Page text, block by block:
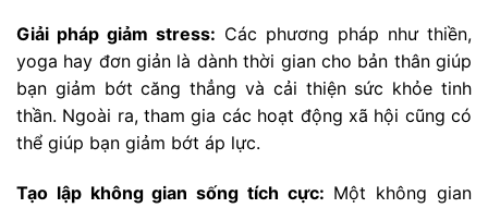
Giải pháp giảm stress: Các phương pháp như thiền,
yoga hay đơn giản là dành thời gian cho bản thân giúp
bạn giảm bớt căng thẳng và cải thiện sức khỏe tinh
thần. Ngoài ra, tham gia các hoạt động xã hội cũng có
thể giúp bạn giảm bớt áp lực.
Tạo lập không gian sống tích cực: Một không gian